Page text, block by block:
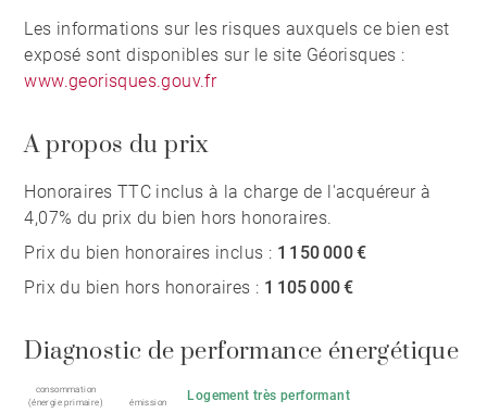
Les informations sur les risques auxquels ce bien est
exposé sont disponibles sur le site Géorisques :
www.georisques.gouv.fr
A propos du prix
Honoraires TTC inclus à la charge de l'acquéreur à
4,07% du prix du bien hors honoraires.
Prix du bien honoraires inclus : 1 150 000 €
Prix du bien hors honoraires : 1 105 000 €
Diagnostic de performance énergétique
Logement très performant
consommation
(énergie primaire)
émission